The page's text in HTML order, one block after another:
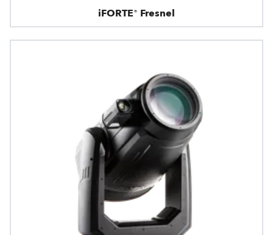
iFORTE® Fresnel